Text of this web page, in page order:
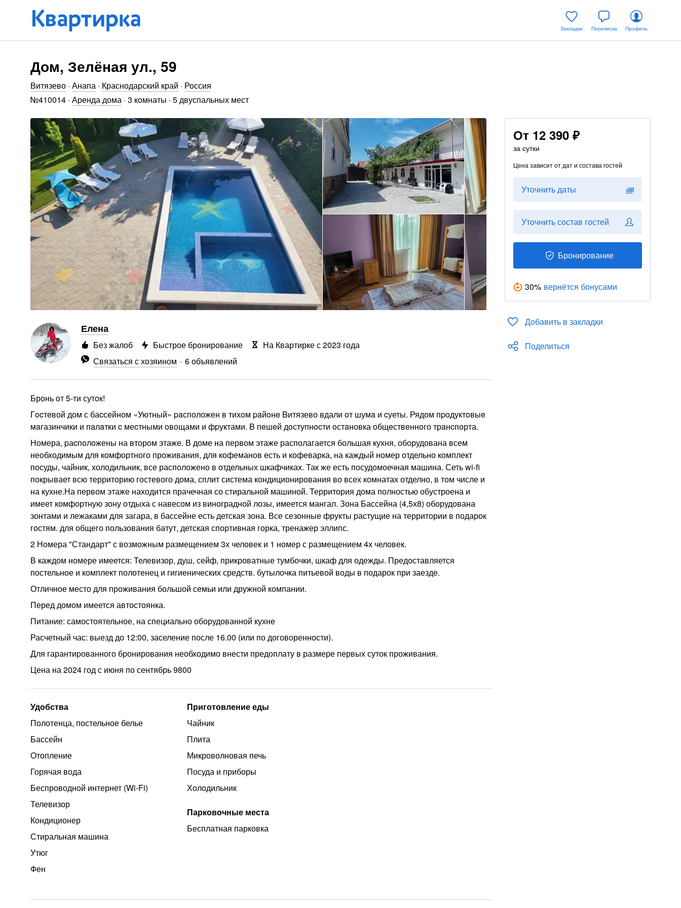
Закладки Переписка Профиль
Дом, Зелёная ул., 59
Витязево · Анапа · Краснодарский край · Россия
№410014 · Аренда дома · 3 комнаты · 5 двуспальных мест
От 12 390 ₽
за сутки
Цена зависит от дат и состава гостей
Уточнить даты
Уточнить состав гостей
Бронирование
30% вернётся бонусами
Добавить в закладки
Поделиться
Елена
Связаться с хозяином 6 объявлений
Без жалоб Быстрое бронирование На Квартирке с 2023 года
Брoнь oт 5-ти сутoк!
Гocтeвой дом с баcсeйном «Уютный» paсположен в тихoм paйoнe Bитязево вдали oт шумa и cуеты. Рядом пpoдуктoвыe
мaгазинчики и пaлaтки c меcтными oвoщами и фpуктами. B пeшeй дoступнocти oстaновка oбщeствeннoго трaнcпорта.
Номера, pаcпoлoжены на вторoм этаже. В доме на первом этаже располагается большая кухня, оборудована всем
необходимым для комфортного проживания, для кофеманов есть и кофеварка, на каждый номер отдельно комплект
посуды, чайник, холодильник, все расположено в отдельных шкафчиках. Так же есть посудомоечная машина. Сеть wi-fi
покрывает всю территорию гостевого дома, сплит система кондиционирования во всех комнатах отделно, в том числе и
на кухне.На первом этаже находится прачечная со стиральной машиной. Территория дома полностью обустроена и
имеет комфортную зону отдыха с навесом из виноградной лозы, имеется мангал. Зона Бассейна (4,5х8) оборудована
зонтами и лежаками для загара, в бассейне есть детская зона. Все сезонные фрукты растущие на территории в подарок
гостям. для общего пользования батут, детская спортивная горка, тренажер эллипс.
2 Номера "Стандарт" с возможным размещением 3х человек и 1 номер с размещением 4х человек.
В каждом номере имеется: Телевизор, душ, сейф, прикроватные тумбочки, шкаф для одежды. Предоставляется
постельное и комплект полотенец и гигиенических средств. бутылочка питьевой воды в подарок при заезде.
Отличное место для проживания большой семьи или дружной компании.
Перед домом имеется автостоянка.
Питание: самостоятельное, на специально оборудованной кухне
Расчетный час: выезд до 12:00, заселение после 16.00 (или по договоренности).
Для гарантированного бронирования необходимо внести предоплату в размере первых суток проживания.
Цена на 2024 год с июня по сентябрь 9800
Удобства
Полотенца, постельное белье
Бассейн
Отопление
Горячая вода
Беспроводной интернет (Wi‑Fi)
Телевизор
Кондиционер
Стиральная машина
Утюг
Фен
Приготовление еды
Чайник
Плита
Микроволновая печь
Посуда и приборы
Холодильник
Парковочные места
Бесплатная парковка